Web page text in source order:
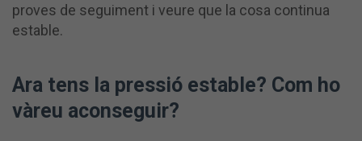
proves de seguiment i veure que la cosa continua
estable.
Ara tens la pressió estable? Com ho
vàreu aconseguir?